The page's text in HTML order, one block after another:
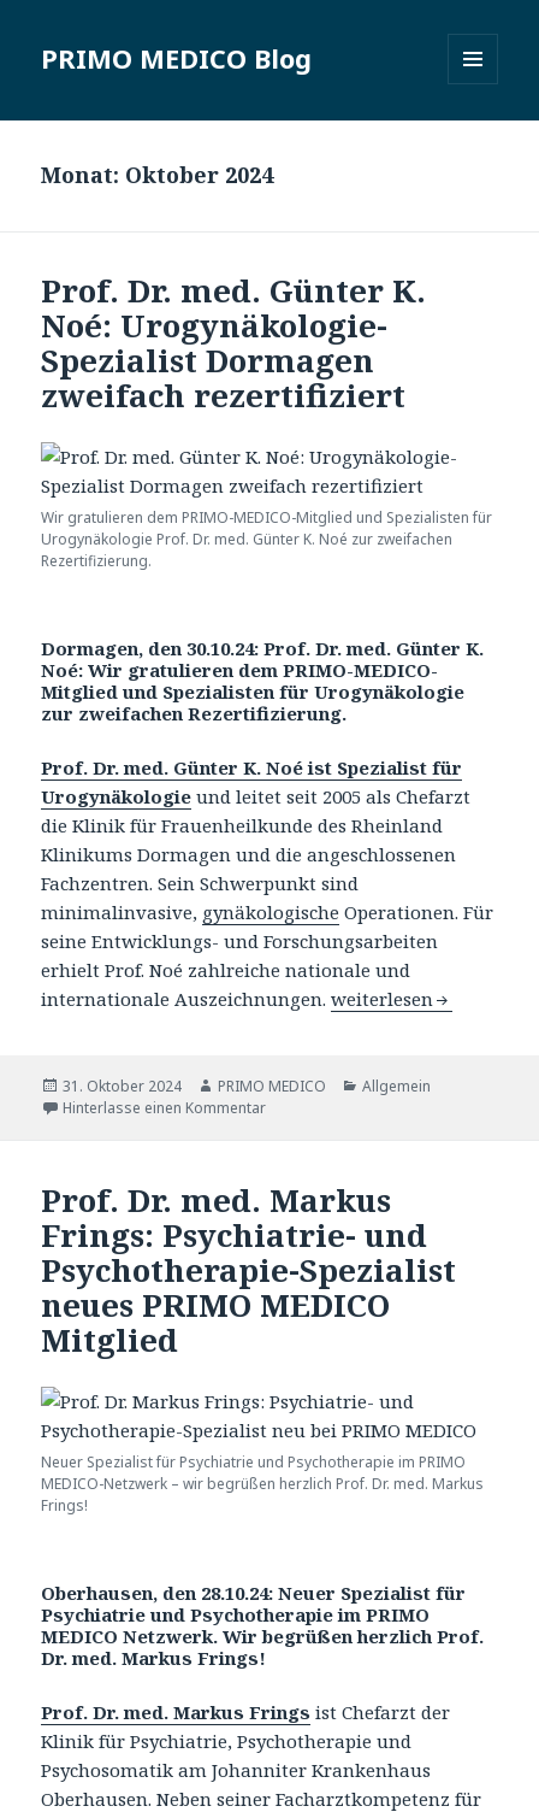
PRIMO MEDICO Blog
Monat: Oktober 2024
Prof. Dr. med. Günter K.
Noé: Urogynäkologie-
Spezialist Dormagen
zweifach rezertifiziert
Wir gratulieren dem PRIMO-MEDICO-Mitglied und Spezialisten für
Urogynäkologie Prof. Dr. med. Günter K. Noé zur zweifachen
Rezertifizierung.
Dormagen, den 30.10.24: Prof. Dr. med. Günter K.
Noé: Wir gratulieren dem PRIMO-MEDICO-
Mitglied und Spezialisten für Urogynäkologie
zur zweifachen Rezertifizierung.
Prof. Dr. med. Günter K. Noé ist Spezialist für
Urogynäkologie und leitet seit 2005 als Chefarzt
die Klinik für Frauenheilkunde des Rheinland
Klinikums Dormagen und die angeschlossenen
Fachzentren. Sein Schwerpunkt sind
minimalinvasive, gynäkologische Operationen. Für
seine Entwicklungs- und Forschungsarbeiten
erhielt Prof. Noé zahlreiche nationale und
internationale Auszeichnungen.Prof. Dr. med. Günter
weiterlesen
Veröffentlicht
am
31. Oktober 2024 Autor
PRIMO MEDICO Katgeorien
Allgemein
Hinterlasse einen Kommentar
Prof. Dr. med. Markus
Frings: Psychiatrie- und
Psychotherapie-Spezialist
neues PRIMO MEDICO
Mitglied
Neuer Spezialist für Psychiatrie und Psychotherapie im PRIMO
MEDICO-Netzwerk – wir begrüßen herzlich Prof. Dr. med. Markus
Frings!
Oberhausen, den 28.10.24: Neuer Spezialist für
Psychiatrie und Psychotherapie im PRIMO
MEDICO Netzwerk. Wir begrüßen herzlich Prof.
Dr. med. Markus Frings!
Prof. Dr. med. Markus Frings ist Chefarzt der
Klinik für Psychiatrie, Psychotherapie und
Psychosomatik am Johanniter Krankenhaus
Oberhausen. Neben seiner Facharztkompetenz für